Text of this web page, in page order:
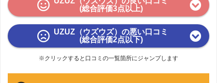
(総合評価3点以上)
UZUZ（ウズウズ）の悪い口コミ
(総合評価2点以下)
※クリックすると口コミの一覧箇所にジャンプします